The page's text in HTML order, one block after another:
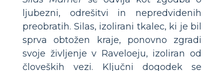
ljubezni, odrešitvi in ​​nepredvidenih
preobratih. Silas, izolirani tkalec, ki je bil
sprva obtožen kraje, ponovno zgradi
svoje življenje v Raveloeju, izoliran od
človeških vezi. Ključni dogodek se